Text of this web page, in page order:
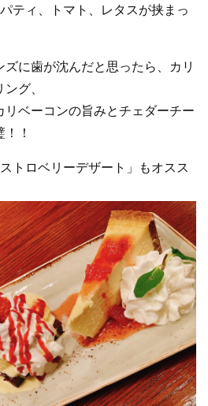
ティ、トマト、レタスが挟まっ
に歯が沈んだと思ったら、カリ
グ、
リベーコンの旨みとチェダーチー
！
トロベリーデザート」もオスス